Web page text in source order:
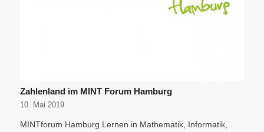
Zahlenland im MINT Forum Hamburg
10. Mai 2019
MINTforum Hamburg Lernen in Mathematik, Informatik,